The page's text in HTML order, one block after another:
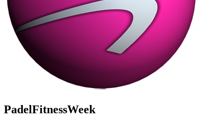
PadelFitnessWeek